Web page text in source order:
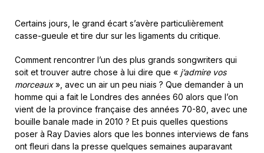
Certains jours, le grand écart s’avère particulièrement
casse-gueule et tire dur sur les ligaments du critique.
Comment rencontrer l’un des plus grands songwriters qui
soit et trouver autre chose à lui dire que « j’admire vos
morceaux», avec un air un peu niais ? Que demander à un
homme qui a fait le Londres des années 60 alors que l’on
vient de la province française des années 70-80, avec une
bouille banale made in 2010 ? Et puis quelles questions
poser à Ray Davies alors que les bonnes interviews de fans
ont fleuri dans la presse quelques semaines auparavant